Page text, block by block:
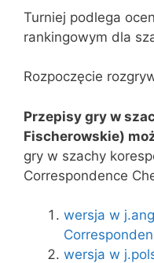
Turniej podlega
rankingowym dla
Rozpoczęcie
Przepisy gry w
Fischerowskie)
gry w szachy
Correspondence
wersja w
wersja w